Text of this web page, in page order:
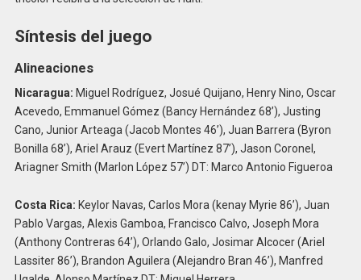
Síntesis del juego
Alineaciones
Nicaragua: Miguel Rodríguez, Josué Quijano, Henry Nino, Oscar
Acevedo, Emmanuel Gómez (Bancy Hernández 68’), Justing
Cano, Junior Arteaga (Jacob Montes 46’), Juan Barrera (Byron
Bonilla 68’), Ariel Arauz (Evert Martínez 87’), Jason Coronel,
Ariagner Smith (Marlon López 57’) DT: Marco Antonio Figueroa
Costa Rica: Keylor Navas, Carlos Mora (kenay Myrie 86’), Juan
Pablo Vargas, Alexis Gamboa, Francisco Calvo, Joseph Mora
(Anthony Contreras 64’), Orlando Galo, Josimar Alcocer (Ariel
Lassiter 86’), Brandon Aguilera (Alejandro Bran 46’), Manfred